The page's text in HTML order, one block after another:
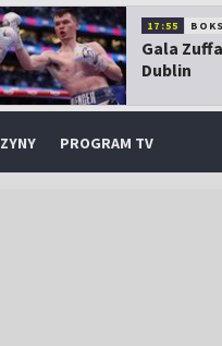
17:55 BOKS
Gala
Dublin
PROGRAM TV